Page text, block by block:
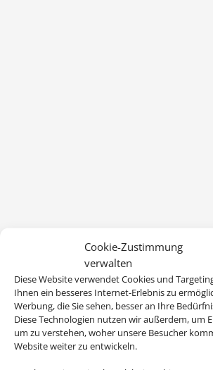
Cookie-Zustimmung
verwalten
Diese Website verwendet Cookies und
Ihnen ein besseres Internet-Erlebnis zu
Werbung, die Sie sehen, besser an Ihre
Diese Technologien nutzen wir außerdem, um
um zu verstehen, woher unsere Besucher
Website weiter zu entwickeln.